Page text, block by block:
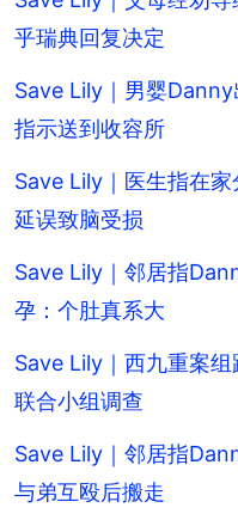
乎瑞典回复决定
Save Lily｜男婴
指示送到收容所
Save Lily｜医生指在
延误致脑受损
Save Lily｜邻居指
孕：个肚真系大
Save Lily｜西九重案
联合小组调查
Save Lily｜邻居指
与弟互殴后搬走